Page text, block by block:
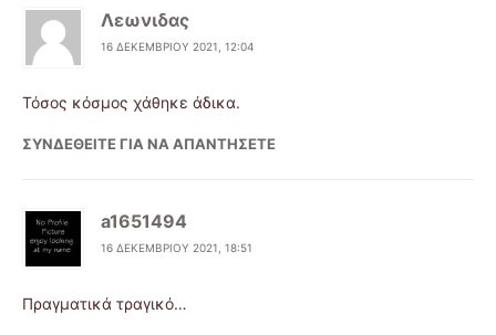
Λεωνιδας
16 ΔΕΚΕΜΒΡΊΟΥ 2021, 12:04
Τόσος κόσμος χάθηκε άδικα.
ΣΥΝΔΕΘΕΊΤΕ ΓΙΑ ΝΑ ΑΠΑΝΤΉΣΕΤΕ
a1651494
16 ΔΕΚΕΜΒΡΊΟΥ 2021, 18:51
Πραγματικά τραγικό…